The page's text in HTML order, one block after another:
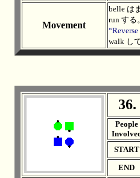
Movement
belle は
run する
walk し
People
START
END